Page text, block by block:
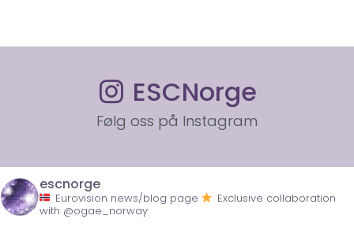
ESCNorge
Følg oss på Instagram
escnorge
Eurovision news/blog page
Exclusive collaboration
with @ogae_norway